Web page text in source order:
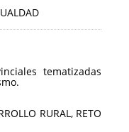
tematizadas
RURAL, RETO